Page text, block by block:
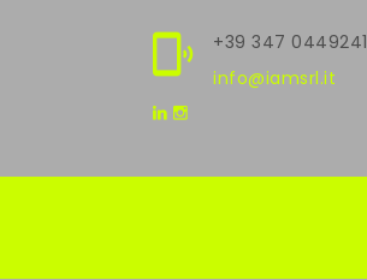
+39 347 0449241
info@iamsrl.it